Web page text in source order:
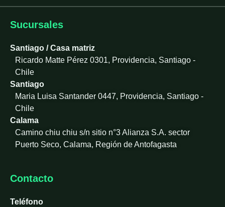
k
n
Sucursales
Santiago / Casa matriz
Ricardo Matte Pérez 0301, Providencia, Santiago -
Chile
Santiago
Maria Luisa Santander 0447, Providencia, Santiago -
Chile
Calama
Camino chiu chiu s/n sitio n°3 Alianza S.A. sector
Puerto Seco, Calama, Región de Antofagasta
Contacto
Teléfono